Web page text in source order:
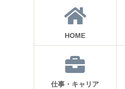
HOME
仕事・キャリア